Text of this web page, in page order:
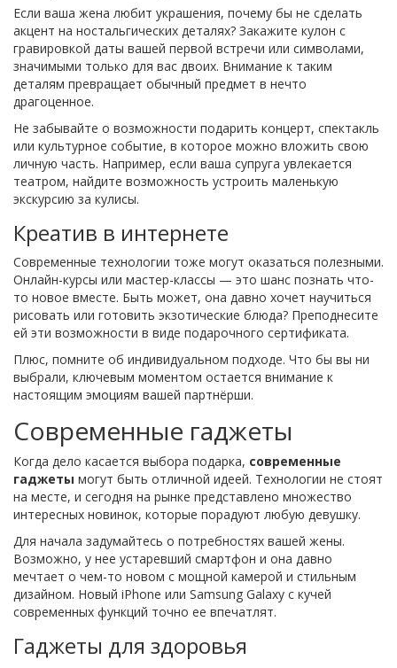
Если ваша жена любит украшения, почему бы не сделать
акцент на ностальгических деталях? Закажите кулон с
гравировкой даты вашей первой встречи или символами,
значимыми только для вас двоих. Внимание к таким
деталям превращает обычный предмет в нечто
драгоценное.
Не забывайте о возможности подарить концерт, спектакль
или культурное событие, в которое можно вложить свою
личную часть. Например, если ваша супруга увлекается
театром, найдите возможность устроить маленькую
экскурсию за кулисы.
Креатив в интернете
Современные технологии тоже могут оказаться полезными.
Онлайн-курсы или мастер-классы — это шанс познать что-
то новое вместе. Быть может, она давно хочет научиться
рисовать или готовить экзотические блюда? Преподнесите
ей эти возможности в виде подарочного сертификата.
Плюс, помните об индивидуальном подходе. Что бы вы ни
выбрали, ключевым моментом остается внимание к
настоящим эмоциям вашей партнёрши.
Современные гаджеты
Когда дело касается выбора подарка, современные
гаджеты могут быть отличной идеей. Технологии не стоят
на месте, и сегодня на рынке представлено множество
интересных новинок, которые порадуют любую девушку.
Для начала задумайтесь о потребностях вашей жены.
Возможно, у нее устаревший смартфон и она давно
мечтает о чем-то новом с мощной камерой и стильным
дизайном. Новый iPhone или Samsung Galaxy с кучей
современных функций точно ее впечатлят.
Гаджеты для здоровья